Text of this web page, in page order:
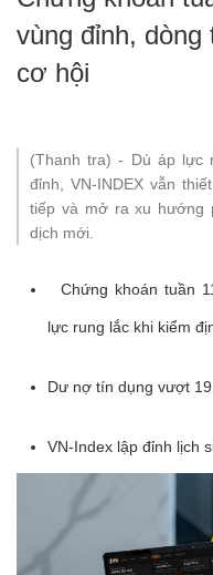
vùng đỉnh, dòng
cơ hội
(Thanh tra) - Dù áp lực
đỉnh, VN-INDEX vẫn
tiếp và mở ra xu hướng
dịch mới.
Chứng khoán tuần
lực rung lắc khi kiểm
Dư nợ tín dụng vượt
VN-Index lập đỉnh lịch